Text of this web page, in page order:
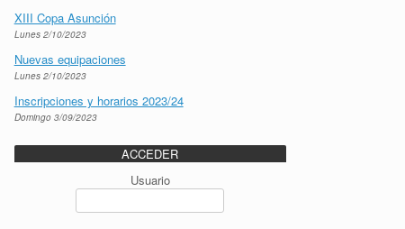
XIII Copa Asunción
Lunes 2/10/2023
Nuevas equipaciones
Lunes 2/10/2023
Inscripciones y horarios 2023/24
Domingo 3/09/2023
ACCEDER
Usuario